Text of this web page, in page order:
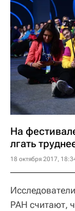
На
лгать
18 октября 2017,
РАН считают,